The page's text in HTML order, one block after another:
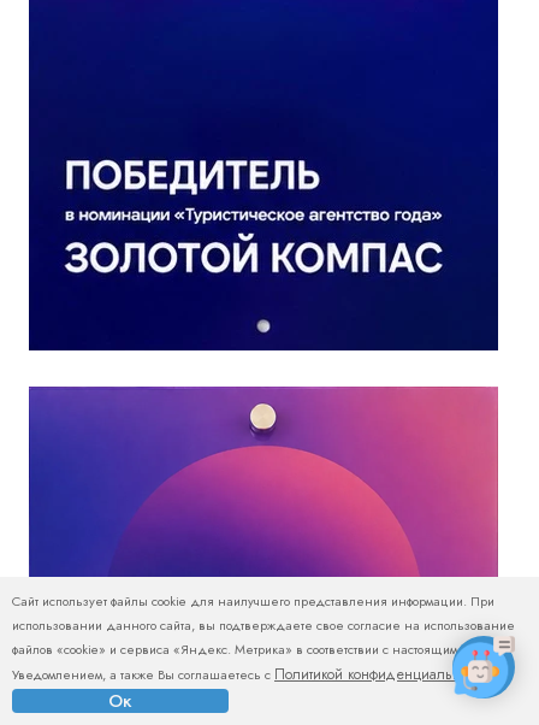
Сайт использует файлы cookie для наилучшего представления информации. При
использовании данного сайта, вы подтверждаете свое согласие на использование
файлов «cookie» и сервиса «Яндекс. Метрика» в соответствии с настоящим
Уведомлением, а также Вы соглашаетесь с Политикой конфиденциальности.
Ок